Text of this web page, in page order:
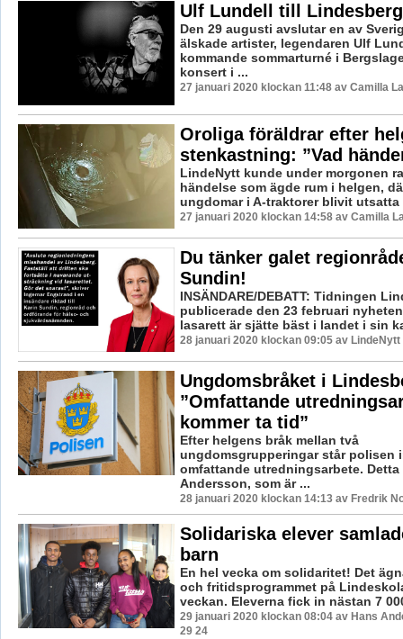
Ulf Lundell till
Den 29 augusti avslutar en av
älskade artister, legendaren Ulf
kommande sommarturné i
konsert i ...
27 januari 2020 klockan 11:48 av Camilla
Oroliga föräldrar efter
stenkastning: ”Vad
LindeNytt kunde under morgonen
händelse som ägde rum i helgen,
ungdomar i A-traktorer blivit utsatta
27 januari 2020 klockan 14:58 av Camilla
Du tänker galet
Sundin!
INSÄNDARE/DEBATT: Tidningen
publicerade den 23 februari
lasarett är sjätte bäst i landet i sin
28 januari 2020 klockan 09:05 av LindeNytt
Ungdomsbråket i
”Omfattande
kommer ta tid”
Efter helgens bråk mellan två
ungdomsgrupperingar står polisen
omfattande utredningsarbete. Detta
Andersson, som är ...
28 januari 2020 klockan 14:13 av Fredrik
Solidariska elever
barn
En hel vecka om solidaritet! Det
och fritidsprogrammet på
veckan. Eleverna fick in nästan 7
29 januari 2020 klockan 08:04 av Hans
29 24